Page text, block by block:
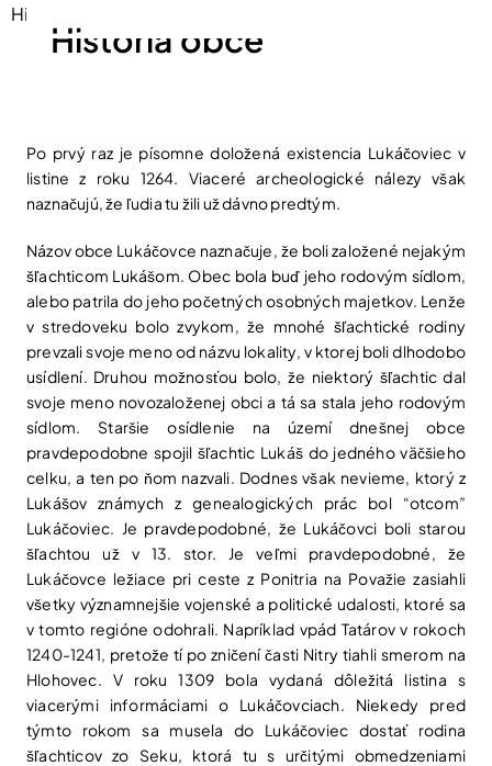
História obce
História obce
Po prvý raz je písomne doložená existencia Lukáčoviec v
listine z roku 1264. Viaceré archeologické nálezy však
naznačujú, že ľudia tu žili už dávno predtým.
Názov obce Lukáčovce naznačuje, že boli založené nejakým
šľachticom Lukášom. Obec bola buď jeho rodovým sídlom,
alebo patrila do jeho početných osobných majetkov. Lenže
v stredoveku bolo zvykom, že mnohé šľachtické rodiny
prevzali svoje meno od názvu lokality, v ktorej boli dlhodobo
usídlení. Druhou možnosťou bolo, že niektorý šľachtic dal
svoje meno novozaloženej obci a tá sa stala jeho rodovým
sídlom. Staršie osídlenie na území dnešnej obce
pravdepodobne spojil šľachtic Lukáš do jedného väčšieho
celku, a ten po ňom nazvali. Dodnes však nevieme, ktorý z
Lukášov známych z genealogických prác bol “otcom”
Lukáčoviec. Je pravdepodobné, že Lukáčovci boli starou
šľachtou už v 13. stor. Je veľmi pravdepodobné, že
Lukáčovce ležiace pri ceste z Ponitria na Považie zasiahli
všetky významnejšie vojenské a politické udalosti, ktoré sa
v tomto regióne odohrali. Napríklad vpád Tatárov v rokoch
1240-1241, pretože tí po zničení časti Nitry tiahli smerom na
Hlohovec. V roku 1309 bola vydaná dôležitá listina s
viacerými informáciami o Lukáčovciach. Niekedy pred
týmto rokom sa musela do Lukáčoviec dostať rodina
šľachticov zo Seku, ktorá tu s určitými obmedzeniami